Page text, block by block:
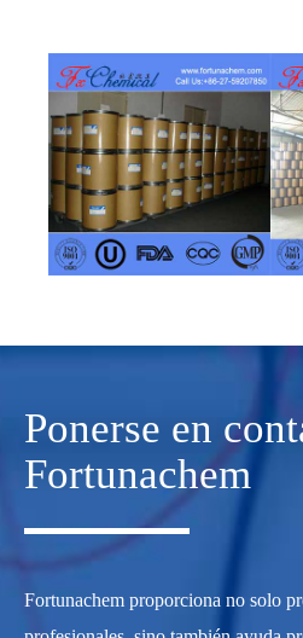
Ponerse en
Fortunachem
Fortunachem proporciona no solo